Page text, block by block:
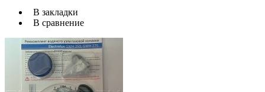
В закладки
В сравнение